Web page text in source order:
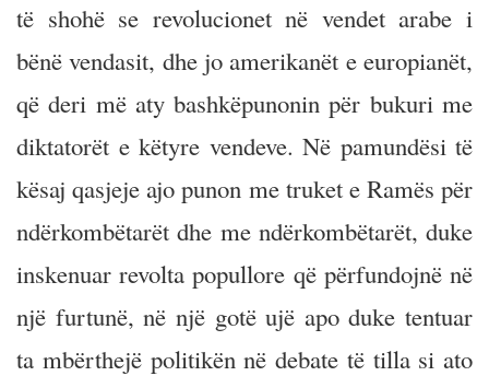
të shohë se revolucionet në vendet arabe i
bënë vendasit, dhe jo amerikanët e europianët,
që deri më aty bashkëpunonin për bukuri me
diktatorët e këtyre vendeve. Në pamundësi të
kësaj qasjeje ajo punon me truket e Ramës për
ndërkombëtarët dhe me ndërkombëtarët, duke
inskenuar revolta popullore që përfundojnë në
një furtunë, në një gotë ujë apo duke tentuar
ta mbërthejë politikën në debate të tilla si ato